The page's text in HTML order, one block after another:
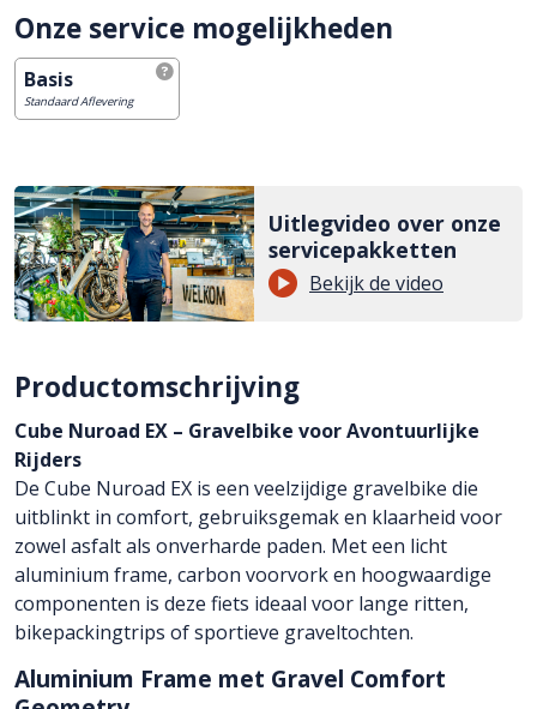
Onze service mogelijkheden
Basis
Standaard Aflevering
Uitlegvideo over onze
servicepakketten
Bekijk de video
Productomschrijving
Cube Nuroad EX – Gravelbike voor Avontuurlijke
Rijders
De Cube Nuroad EX is een veelzijdige gravelbike die
uitblinkt in comfort, gebruiksgemak en klaarheid voor
zowel asfalt als onverharde paden. Met een licht
aluminium frame, carbon voorvork en hoogwaardige
componenten is deze fiets ideaal voor lange ritten,
bikepackingtrips of sportieve graveltochten.
Aluminium Frame met Gravel Comfort